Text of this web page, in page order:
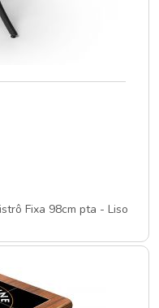
Fixa 98cm pta - Liso